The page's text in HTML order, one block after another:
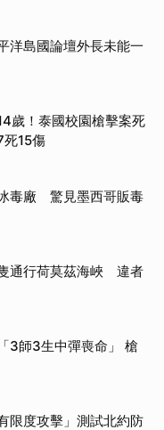
島國論壇外長未能一
歲！泰國校園槍擊案死
15傷
毒廠 驚見墨西哥販毒
通行荷莫茲海峽 違者
3師3生中彈喪命」 槍
限度攻擊」測試北約防